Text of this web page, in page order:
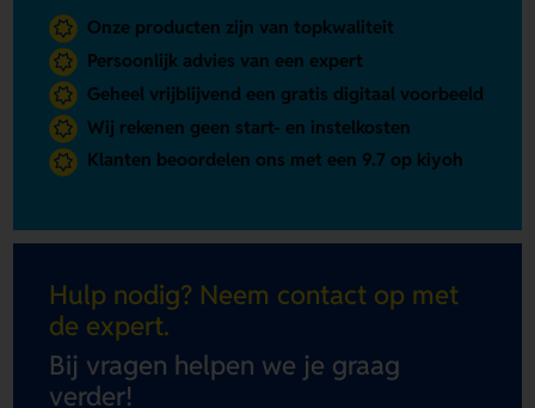
Onze producten zijn van topkwaliteit
Persoonlijk advies van een expert
Geheel vrijblijvend een gratis digitaal voorbeeld
Wij rekenen geen start- en instelkosten
Klanten beoordelen ons met een 9.7 op kiyoh
Hulp nodig? Neem contact op met
de expert.
Bij vragen helpen we je graag
verder!